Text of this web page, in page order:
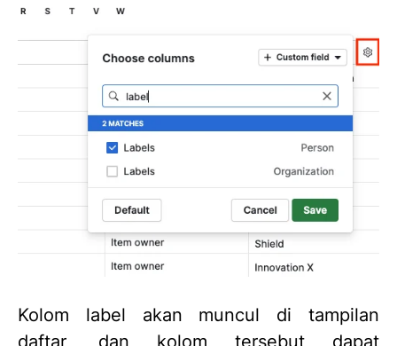
Kolom label akan muncul di tampilan
daftar, dan kolom tersebut dapat